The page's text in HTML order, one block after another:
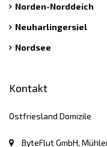
Norden-Norddeich
Neuharlingersiel
Nordsee
Kontakt
Ostfriesland Domizile
ByteFlut GmbH,